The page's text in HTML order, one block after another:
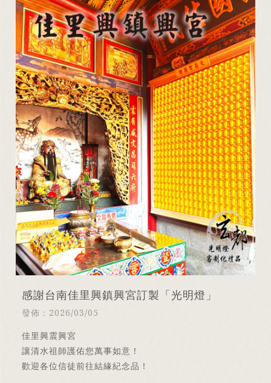
感謝台南佳里興鎮興宮訂製「光明燈」
發佈：2026/03/05
佳里興震興宮
讓清水祖師護佑您萬事如意！
歡迎各位信徒前往結緣紀念品！